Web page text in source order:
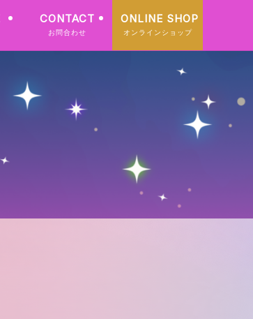
CONTACT
お問合わせ
ONLINE SHOP
オンラインショップ